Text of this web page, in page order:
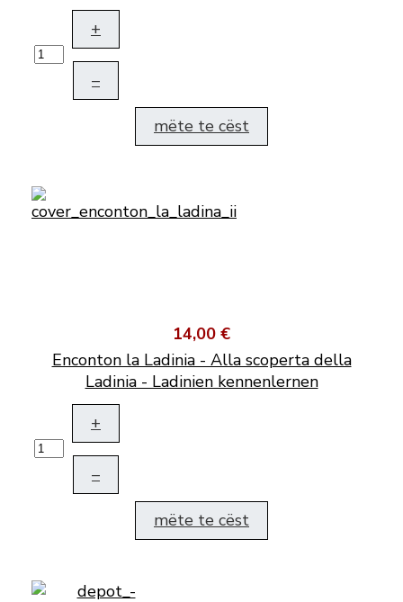
+
–
mëte te cëst
14,00 €
Enconton la Ladinia - Alla scoperta della
Ladinia - Ladinien kennenlernen
+
–
mëte te cëst